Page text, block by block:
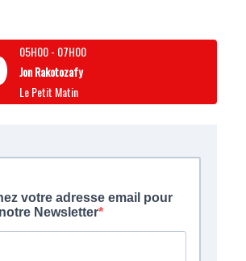
05H00- 07H00
Jon Rakotozafy
Le Petit Matin